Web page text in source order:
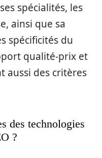
spécialités, les
ainsi que sa
spécificités du
qualité-prix et
aussi des critères
des technologies
?